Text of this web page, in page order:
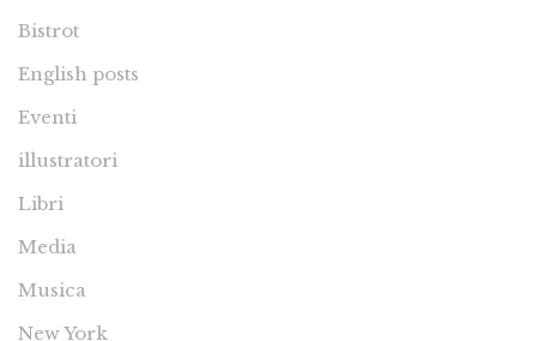
Bistrot
English posts
Eventi
illustratori
Libri
Media
Musica
New York